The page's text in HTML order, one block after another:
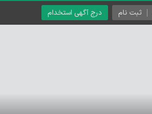
درج آگهی استخدام ثبت نام